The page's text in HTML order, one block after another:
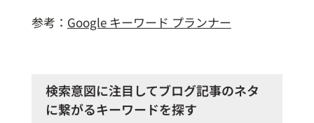
参考： Google キーワード プランナー
検索意図に注目してブログ記事のネタ
に繋がるキーワードを探す